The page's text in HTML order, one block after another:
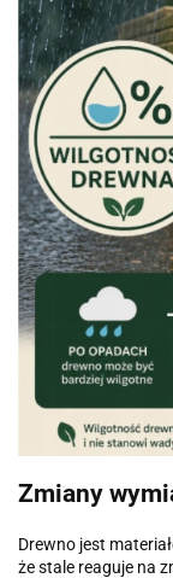
Zmiany
Drewno jest
że stale reaguje na